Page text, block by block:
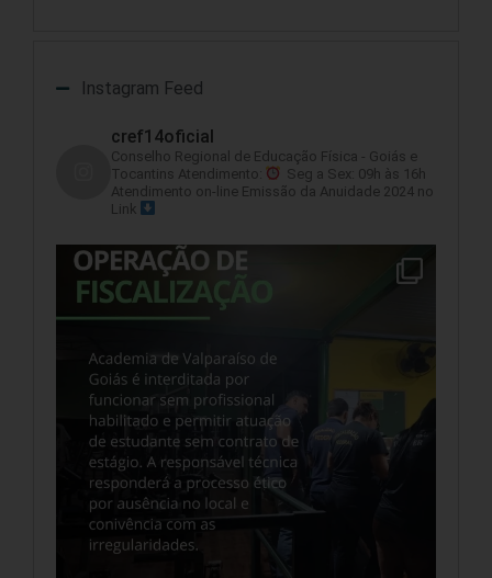
Instagram Feed
cref14oficial
Conselho Regional de Educação Física - Goiás e
Tocantins Atendimento:
Seg a Sex: 09h às 16h
Atendimento on-line Emissão da Anuidade 2024 no
Link